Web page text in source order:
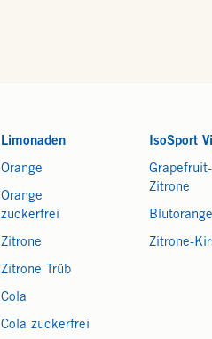
Limonaden
Orange
Orange
zuckerfrei
Zitrone
Zitrone Trüb
Cola
Cola zuckerfrei
IsoSport
Grapefruit-
Zitrone
Blutorange
Zitrone-